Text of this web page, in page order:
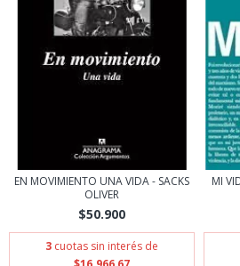
EN MOVIMIENTO UNA VIDA - SACKS
OLIVER
$50.900
3 cuotas sin interés de
MI